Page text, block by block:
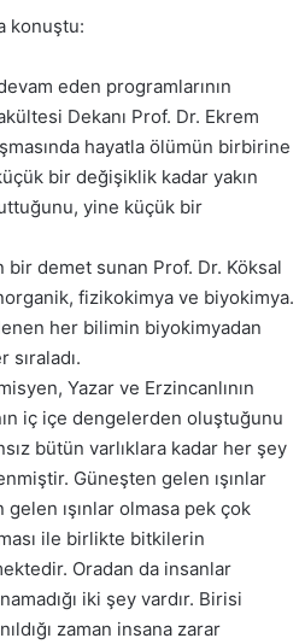
konuştu:
eden programlarının
Dekanı Prof. Dr. Ekrem
hayatla ölümün birbirine
bir değişiklik kadar yakın
yine küçük bir
bir demet sunan Prof. Dr. Köksal
fizikokimya ve biyokimya.
her bilimin biyokimyadan
Yazar ve Erzincanlının
iç içe dengelerden oluştuğunu
bütün varlıklara kadar her şey
Güneşten gelen ışınlar
ışınlar olmasa pek çok
ile birlikte bitkilerin
Oradan da insanlar
iki şey vardır. Birisi
zaman insana zarar